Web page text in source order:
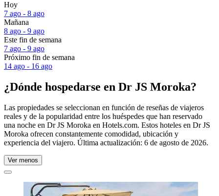
Hoy
7 ago - 8 ago
Mañana
8 ago - 9 ago
Este fin de semana
7 ago - 9 ago
Próximo fin de semana
14 ago - 16 ago
¿Dónde hospedarse en Dr JS Moroka?
Las propiedades se seleccionan en función de reseñas de viajeros
reales y de la popularidad entre los huéspedes que han reservado
una noche en Dr JS Moroka en Hotels.com. Estos hoteles en Dr JS
Moroka ofrecen constantemente comodidad, ubicación y
experiencia del viajero. Última actualización: 6 de agosto de 2026.
Ver menos